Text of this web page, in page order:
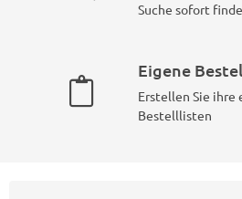
Suche sofort
Eigene
Erstellen Sie ihre
Bestelllisten